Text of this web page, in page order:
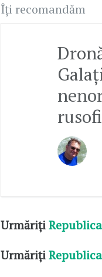
Îți recomandăm
Urmăriți
Urmăriți